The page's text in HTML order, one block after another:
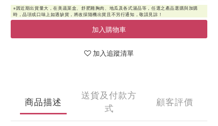
加入購物車
加入追蹤清單
商品描述
送貨及付款方
式
顧客評價